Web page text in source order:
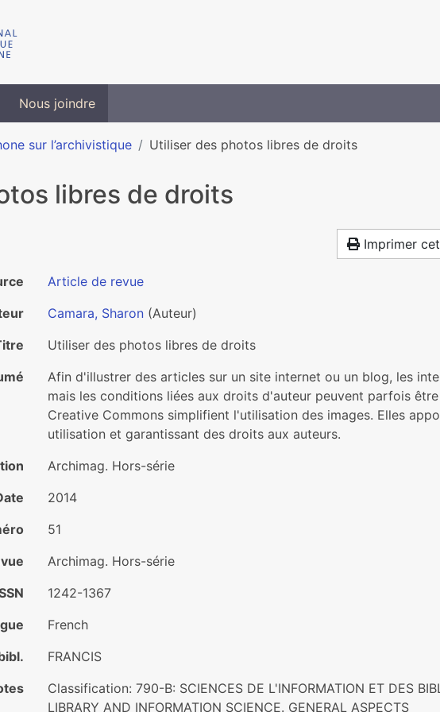
Nous joindre
sur l’archivistique Utiliser des photos libres de droits
libres de droits
Imprimer
Article de revue
Camara, Sharon (Auteur)
Utiliser des photos libres de droits
Afin d'illustrer des articles sur un site internet ou un blog, les
mais les conditions liées aux droits d'auteur peuvent parfois
Creative Commons simplifient l'utilisation des images. Elles
utilisation et garantissant des droits aux auteurs.
Archimag. Hors-série
2014
51
Archimag. Hors-série
1242-1367
French
FRANCIS
Classification: 790-B: SCIENCES DE L'INFORMATION ET DES
LIBRARY AND INFORMATION SCIENCE. GENERAL ASPECTS